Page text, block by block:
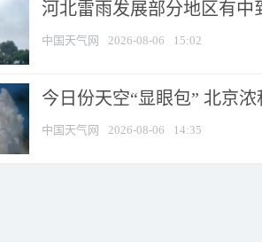
河北雷雨发展部分地区有中
中国天气网 2026-08-06 15:02
今日份天空“显眼包” 北京
中国天气网 2026-08-06 14:35